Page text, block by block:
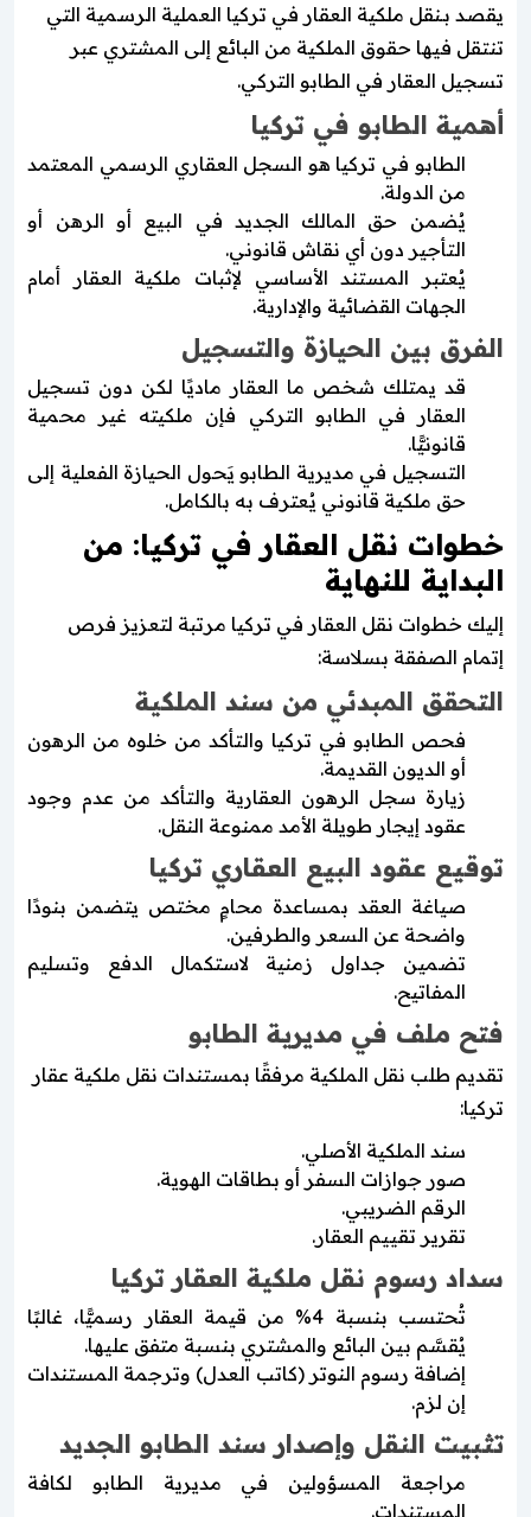
يقصد بـنقل ملكية العقار في تركيا العملية الرسمية التي
تنتقل فيها حقوق الملكية من البائع إلى المشتري عبر
تسجيل العقار في الطابو التركي.
أهمية الطابو في تركيا
الطابو في تركيا هو السجل العقاري الرسمي المعتمد
من الدولة.
يُضمن حق المالك الجديد في البيع أو الرهن أو
التأجير دون أي نقاش قانوني.
يُعتبر المستند الأساسي لإثبات ملكية العقار أمام
الجهات القضائية والإدارية.
الفرق بين الحيازة والتسجيل
قد يمتلك شخص ما العقار ماديًا لكن دون تسجيل
العقار في الطابو التركي فإن ملكيته غير محمية
قانونيًّا.
التسجيل في مديرية الطابو يَحول الحيازة الفعلية إلى
حق ملكية قانوني يُعترف به بالكامل.
خطوات نقل العقار في تركيا: من
البداية للنهاية
إليك خطوات نقل العقار في تركيا مرتبة لتعزيز فرص
إتمام الصفقة بسلاسة:
التحقق المبدئي من سند الملكية
فحص الطابو في تركيا والتأكد من خلوه من الرهون
أو الديون القديمة.
زيارة سجل الرهون العقارية والتأكد من عدم وجود
عقود إيجار طويلة الأمد ممنوعة النقل.
توقيع عقود البيع العقاري تركيا
صياغة العقد بمساعدة محامٍ مختص يتضمن بنودًا
واضحة عن السعر والطرفين.
تضمين جداول زمنية لاستكمال الدفع وتسليم
المفاتيح.
فتح ملف في مديرية الطابو
تقديم طلب نقل الملكية مرفقًا بمستندات نقل ملكية عقار
تركيا:
سند الملكية الأصلي.
صور جوازات السفر أو بطاقات الهوية.
الرقم الضريبي.
تقرير تقييم العقار.
سداد رسوم نقل ملكية العقار تركيا
تُحتسب بنسبة 4% من قيمة العقار رسميًّا، غالبًا
يُقسَّم بين البائع والمشتري بنسبة متفق عليها.
إضافة رسوم النوتر (كاتب العدل) وترجمة المستندات
إن لزم.
تثبيت النقل وإصدار سند الطابو الجديد
مراجعة المسؤولين في مديرية الطابو لكافة
المستندات.